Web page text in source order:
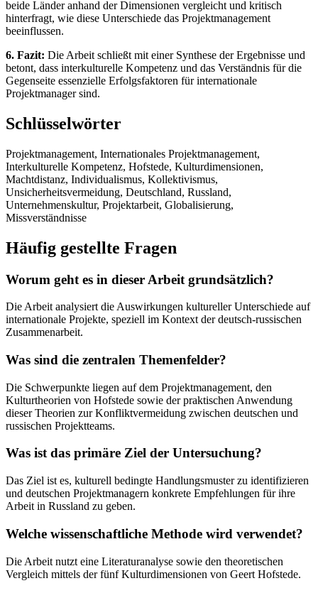
beide Länder anhand der Dimensionen vergleicht und kritisch
hinterfragt, wie diese Unterschiede das Projektmanagement
beeinflussen.
6. Fazit: Die Arbeit schließt mit einer Synthese der Ergebnisse und
betont, dass interkulturelle Kompetenz und das Verständnis für die
Gegenseite essenzielle Erfolgsfaktoren für internationale
Projektmanager sind.
Schlüsselwörter
Projektmanagement, Internationales Projektmanagement,
Interkulturelle Kompetenz, Hofstede, Kulturdimensionen,
Machtdistanz, Individualismus, Kollektivismus,
Unsicherheitsvermeidung, Deutschland, Russland,
Unternehmenskultur, Projektarbeit, Globalisierung,
Missverständnisse
Häufig gestellte Fragen
Worum geht es in dieser Arbeit grundsätzlich?
Die Arbeit analysiert die Auswirkungen kultureller Unterschiede auf
internationale Projekte, speziell im Kontext der deutsch-russischen
Zusammenarbeit.
Was sind die zentralen Themenfelder?
Die Schwerpunkte liegen auf dem Projektmanagement, den
Kulturtheorien von Hofstede sowie der praktischen Anwendung
dieser Theorien zur Konfliktvermeidung zwischen deutschen und
russischen Projektteams.
Was ist das primäre Ziel der Untersuchung?
Das Ziel ist es, kulturell bedingte Handlungsmuster zu identifizieren
und deutschen Projektmanagern konkrete Empfehlungen für ihre
Arbeit in Russland zu geben.
Welche wissenschaftliche Methode wird verwendet?
Die Arbeit nutzt eine Literaturanalyse sowie den theoretischen
Vergleich mittels der fünf Kulturdimensionen von Geert Hofstede.